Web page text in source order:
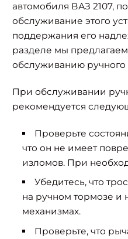
автомобиля ВАЗ 2107,
обслуживание этого
поддержания его
разделе мы
обслуживанию ручного
При обслуживании
рекомендуется
Проверьте
что он не имеет
изломов. При
Убедитесь, что
на ручном тормозе и
механизмах.
Проверьте, что